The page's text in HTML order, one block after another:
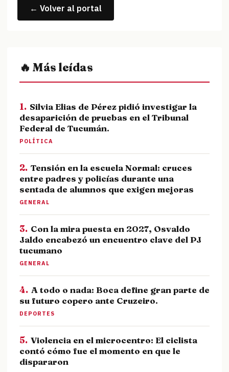
← Volver al portal
🔥 Más leídas
1. Silvia Elias de Pérez pidió investigar la
desaparición de pruebas en el Tribunal
Federal de Tucumán.
POLÍTICA
2. Tensión en la escuela Normal: cruces
entre padres y policías durante una
sentada de alumnos que exigen mejoras
GENERAL
3. Con la mira puesta en 2027, Osvaldo
Jaldo encabezó un encuentro clave del PJ
tucumano
GENERAL
4. A todo o nada: Boca define gran parte de
su futuro copero ante Cruzeiro.
DEPORTES
5. Violencia en el microcentro: El ciclista
contó cómo fue el momento en que le
dispararon